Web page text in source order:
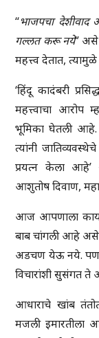
“भाजपचा देशीवाद
गल्लत करू नये” असे
महत्त्व देतात,
‘हिंदू कादंबरी
महत्त्वाचा आरोप
भूमिका घेतली
त्यांनी
प्रयत्न केला आहे’
आशुतोष दिवाण,
आज आपणाला काय
बाब चांगली आहे
अडचण येऊ नये. पण
विचारांशी सुसंगत ते
आधाराचे खांब
मजली